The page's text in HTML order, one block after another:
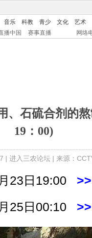
音乐 科教 青少 文化
艺术
播中国 赛事直播 网络
、石硫合剂的
19：00)
| 进入三农论坛| 来源：
23日19:00
25日00:10